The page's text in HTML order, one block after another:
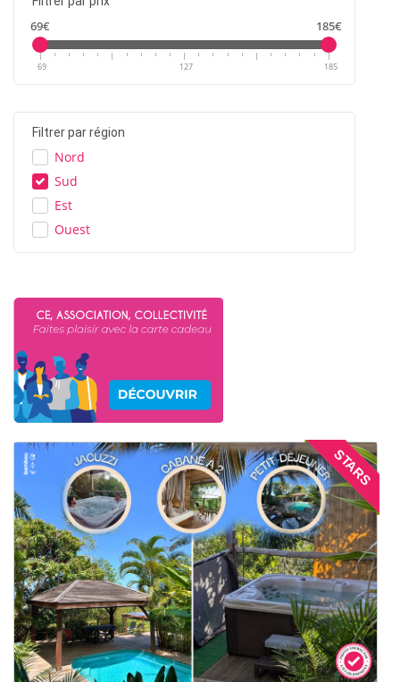
69€ 185€
69 127 185
Filtrer par région
Nord
Sud
Est
Ouest
STARS